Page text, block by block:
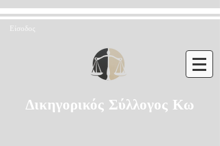
Είσοδος
Δικηγορικός Σύλλογος Κω